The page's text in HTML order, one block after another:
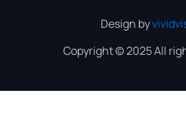
Design by
Copyright © 2025 All